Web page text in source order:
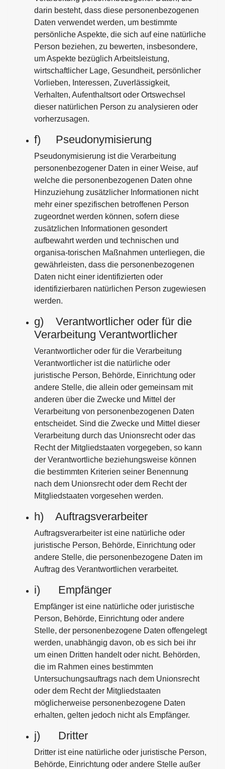
darin besteht, dass diese personenbezogenen
Daten verwendet werden, um bestimmte
persönliche Aspekte, die sich auf eine natürliche
Person beziehen, zu bewerten, insbesondere,
um Aspekte bezüglich Arbeitsleistung,
wirtschaftlicher Lage, Gesundheit, persönlicher
Vorlieben, Interessen, Zuverlässigkeit,
Verhalten, Aufenthaltsort oder Ortswechsel
dieser natürlichen Person zu analysieren oder
vorherzusagen.
f) Pseudonymisierung
Pseudonymisierung ist die Verarbeitung
personenbezogener Daten in einer Weise, auf
welche die personenbezogenen Daten ohne
Hinzuziehung zusätzlicher Informationen nicht
mehr einer spezifischen betroffenen Person
zugeordnet werden können, sofern diese
zusätzlichen Informationen gesondert
aufbewahrt werden und technischen und
organisa-torischen Maßnahmen unterliegen, die
gewährleisten, dass die personenbezogenen
Daten nicht einer identifizierten oder
identifizierbaren natürlichen Person zugewiesen
werden.
g) Verantwortlicher oder für die
Verarbeitung Verantwortlicher
Verantwortlicher oder für die Verarbeitung
Verantwortlicher ist die natürliche oder
juristische Person, Behörde, Einrichtung oder
andere Stelle, die allein oder gemeinsam mit
anderen über die Zwecke und Mittel der
Verarbeitung von personenbezogenen Daten
entscheidet. Sind die Zwecke und Mittel dieser
Verarbeitung durch das Unionsrecht oder das
Recht der Mitgliedstaaten vorgegeben, so kann
der Verantwortliche beziehungsweise können
die bestimmten Kriterien seiner Benennung
nach dem Unionsrecht oder dem Recht der
Mitgliedstaaten vorgesehen werden.
h) Auftragsverarbeiter
Auftragsverarbeiter ist eine natürliche oder
juristische Person, Behörde, Einrichtung oder
andere Stelle, die personenbezogene Daten im
Auftrag des Verantwortlichen verarbeitet.
i) Empfänger
Empfänger ist eine natürliche oder juristische
Person, Behörde, Einrichtung oder andere
Stelle, der personenbezogene Daten offengelegt
werden, unabhängig davon, ob es sich bei ihr
um einen Dritten handelt oder nicht. Behörden,
die im Rahmen eines bestimmten
Untersuchungsauftrags nach dem Unionsrecht
oder dem Recht der Mitgliedstaaten
möglicherweise personenbezogene Daten
erhalten, gelten jedoch nicht als Empfänger.
j) Dritter
Dritter ist eine natürliche oder juristische Person,
Behörde, Einrichtung oder andere Stelle außer